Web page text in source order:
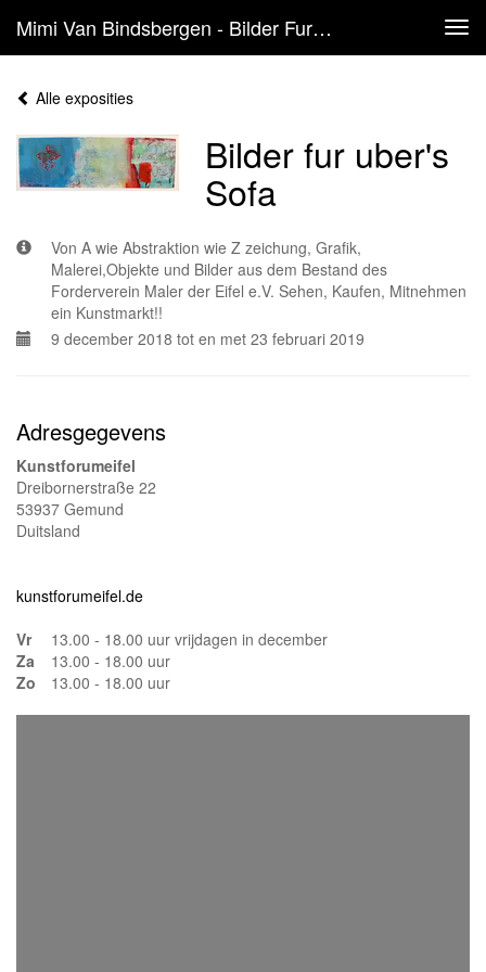
Mimi Van Bindsbergen - Bilder Fur Uber's Sofa
Alle exposities
Bilder fur uber's
Sofa
Von A wie Abstraktion wie Z zeichung, Grafik,
Malerei,Objekte und Bilder aus dem Bestand des
Forderverein Maler der Eifel e.V. Sehen, Kaufen, Mitnehmen
ein Kunstmarkt!!
9 december 2018 tot en met 23 februari 2019
Adresgegevens
Kunstforumeifel
Dreibornerstraße 22
53937 Gemund
Duitsland
kunstforumeifel.de
Vr
13.00 - 18.00 uur vrijdagen in december
Za
13.00 - 18.00 uur
Zo
13.00 - 18.00 uur